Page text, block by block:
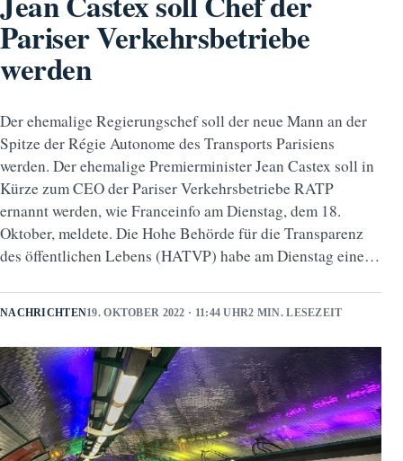
Pariser Verkehrsbetriebe
werden
Der ehemalige Regierungschef soll der neue Mann an der
Spitze der Régie Autonome des Transports Parisiens
werden. Der ehemalige Premierminister Jean Castex soll in
Kürze zum CEO der Pariser Verkehrsbetriebe RATP
ernannt werden, wie Franceinfo am Dienstag, dem 18.
Oktober, meldete. Die Hohe Behörde für die Transparenz
des öffentlichen Lebens (HATVP) habe am Dienstag eine…
NACHRICHTEN19. OKTOBER 2022 · 11:44 UHR2 MIN. LESEZEIT